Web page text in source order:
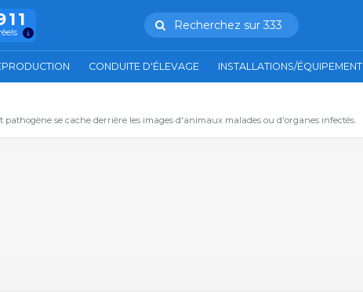
Recherchez sur 333
CONDUITE D'ÉLEVAGE INSTALLATIONS/ÉQUIPEMENT
se cache derrière les images d'animaux malades ou d'organes infectés.